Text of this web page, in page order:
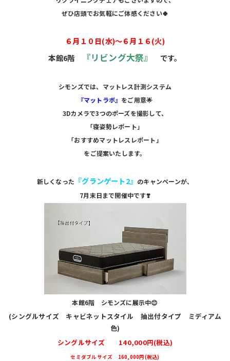
ぜひ店頭でお気軽にご体感ください🍀
６月１０日(水)〜６月１６(火)
本館6階
『リビング大祭』 です。
シモンズでは、 マットレス計測システム
『マットラボ』 をご用意🌟
3Dカメラで3つのポーズを撮影して、
「寝姿勢レポート」
「おすすめマットレスレポート」
をご提案いたします。
新しくなった 『グランゲート2』 のキャンペーンが、
7月末日まで開催中です❣️
本館6階 シモンズに展示中😊
(シングルサイズ キャビネットスタイル 抽出付タイプ ミディアム
色)
シングルサイズ 140,000円(税込)
セミダブルサイズ 160,000円(税込)